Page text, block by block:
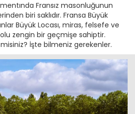
Fransız masonluğunun
biri saklıdır. Fransa Büyük
Büyük Locası, miras, felsefe ve
zengin bir geçmişe sahiptir.
misiniz? İşte bilmeniz gerekenler.